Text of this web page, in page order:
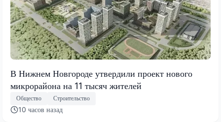
В Нижнем Новгороде утвердили проект нового
микрорайона на 11 тысяч жителей
Общество Строительство
10 часов назад